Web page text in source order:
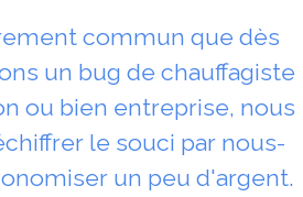
commun que dès
un bug de chauffagiste
ou bien entreprise, nous
le souci par nous-
un peu d'argent.